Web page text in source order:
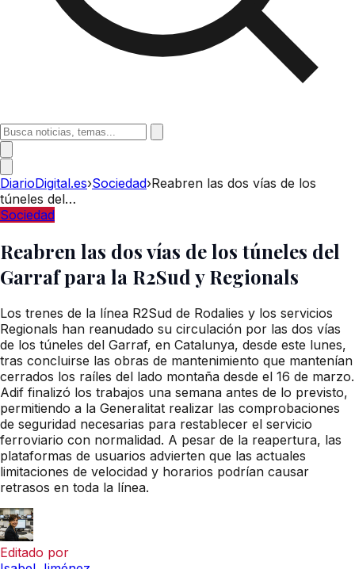
DiarioDigital.es›Sociedad›Reabren las dos vías de los
túneles del…
Sociedad
Reabren las dos vías de los túneles del
Garraf para la R2Sud y Regionals
Los trenes de la línea R2Sud de Rodalies y los servicios
Regionals han reanudado su circulación por las dos vías
de los túneles del Garraf, en Catalunya, desde este lunes,
tras concluirse las obras de mantenimiento que mantenían
cerrados los raíles del lado montaña desde el 16 de marzo.
Adif finalizó los trabajos una semana antes de lo previsto,
permitiendo a la Generalitat realizar las comprobaciones
de seguridad necesarias para restablecer el servicio
ferroviario con normalidad. A pesar de la reapertura, las
plataformas de usuarios advierten que las actuales
limitaciones de velocidad y horarios podrían causar
retrasos en toda la línea.
Editado por